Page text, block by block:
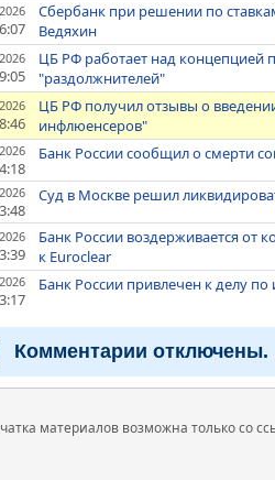
Сбербанк при решении по
Ведяхин
ЦБ РФ работает над концепцией
"раздолжнителей"
ЦБ РФ получил отзывы о
инфлюенсеров"
Банк России сообщил о смерти
Суд в Москве решил
Банк России воздерживается от
к Euroclear
Банк России привлечен к делу
Комментарии отключены.
материалов возможна только со